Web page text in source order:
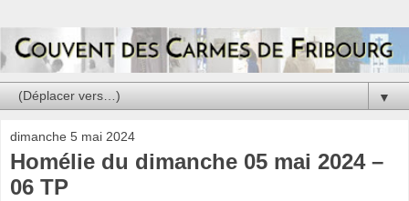
▼
dimanche 5 mai 2024
Homélie du dimanche 05 mai 2024 –
06 TP